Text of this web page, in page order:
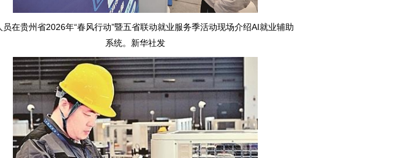
员在贵州省2026年“春风行动”暨五省联动就业服务季活动现场介绍AI就业辅助
系统。新华社发